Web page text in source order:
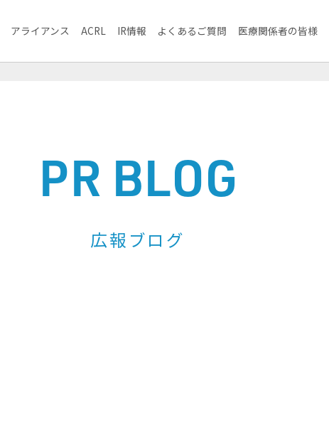
アライアンス ACRL IR情報 よくあるご質問 医療関係者の皆様
PR BLOG
広報ブログ